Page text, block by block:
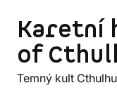
Karetní
of
Temný kult